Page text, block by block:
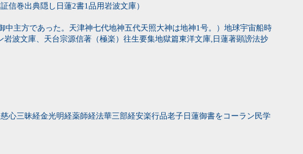
巻出典隠し日蓮2書1品用岩波文庫）
主方であった。天津神七代地神五代天照大神は地神1号。）地球宇宙船時
波文庫、天台宗源信著（極楽）往生要集地獄篇東洋文庫,日蓮著顕謗法抄
三昧経金光明経薬師経法華三部経安楽行品老子日蓮御書をコーラン民学